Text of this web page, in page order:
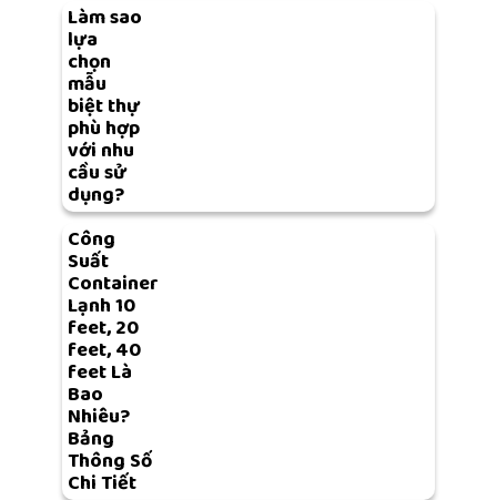
Làm sao
lựa
chọn
mẫu
biệt thự
phù hợp
với nhu
cầu sử
dụng?
Công
Suất
Container
Lạnh 10
feet, 20
feet, 40
feet Là
Bao
Nhiêu?
Bảng
Thông Số
Chi Tiết